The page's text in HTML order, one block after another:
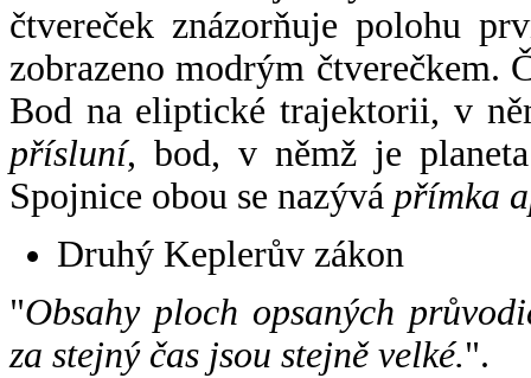
čtvereček znázorňuje polohu
zobrazeno modrým čtverečkem.
Bod na eliptické trajektorii, v
přísluní, bod, v němž je
Spojnice obou se nazývá přímka
Druhý Keplerův zákon
"Obsahy ploch opsaných
za stejný čas jsou stejně velké.".